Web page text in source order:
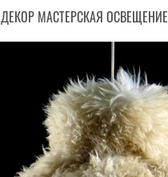
ДЕКОР МАСТЕРСКАЯ ОСВЕЩЕНИЕ